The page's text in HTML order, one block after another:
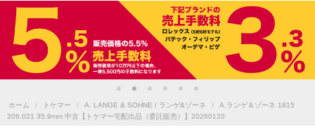
ホーム / トケマー / A. LANGE & SOHNE / ランゲ&ゾーネ /
A.ランゲ＆ゾーネ 1815
206.021 35.9mm 中古【トケマー宅配出品（委託販売）】20260120